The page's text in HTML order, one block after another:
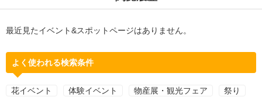
最近見たイベント&スポットページはありません。
よく使われる検索条件
花イベント 体験イベント 物産展・観光フェア 祭り